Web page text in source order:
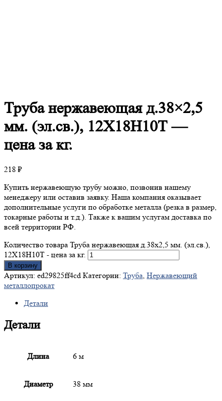
Трубанержавеющая д.38×2,5
мм. (эл.св.), 12Х18Н10Т —
цена за кг.
218 ₽
Купить нержавеющую трубу можно, позвонив нашему
менеджеру или оставив заявку. Наша компания оказывает
дополнительные услуги по обработке металла (резка в размер,
токарные работы и т.д.). Также к вашим услугам доставка по
всей территории РФ.
Количество товара Труба нержавеющая д.38x2,5 мм. (эл.св.),
12Х18Н10Т - цена за кг.
В корзину
Артикул: ed29825ff4cd Категории: Труба, Нержавеющий
металлопрокат
Детали
Детали
Длина 6 м
Диаметр 38 мм